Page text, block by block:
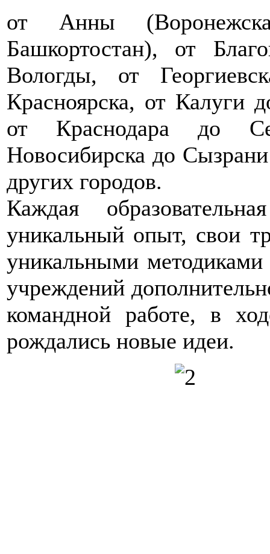
от Анны
Башкортостан), от
Вологды, от
Красноярска, от Калуги
от Краснодара до
Новосибирска до
других городов.
Каждая
уникальный опыт, свои
уникальными
учреждений
командной работе, в
рождались новые идеи.